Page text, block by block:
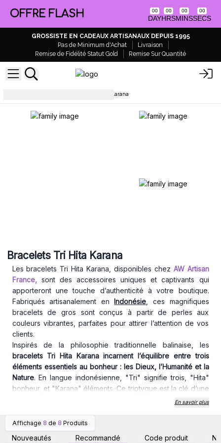
OFFRE FLASH 00
DAY
00
HRS
00
MINS
00
SECS
GROSSISTE EN CADEAUX ARTISANAUX DEPUIS 1995
Pas de Minimum d'Achat
Livraison
Remise de Fidélité Statut Gold
Remise Sur Quantité
Bracelets Tri Hita Karana
Bracelets Tri Hita Karana
Les bracelets Tri Hita Karana, disponibles chez AW Artisan
France, sont des accessoires uniques et captivants qui
apporteront une touche d’authenticité à votre boutique.
Fabriqués artisanalement en
Indonésie, ces magnifiques
bracelets de gros sont conçus à partir de perles aux
couleurs vibrantes, parfaites pour attirer l’attention de vos
clients.
Inspirés de la philosophie traditionnelle balinaise, les
bracelets Tri Hita Karana incarnent l’équilibre entre trois
éléments essentiels au bonheur : les Dieux, l’Humanité et la
Nature. En langue indonésienne, "Tri" signifie trois, "Hita"
bonheur, et "Karana" éléments. Ce triptyque est la clé d’une
boîte, idéale pour une présentation élégante en magasin ou
En savoir plus
Affichage 8 de 8 Produits
Nouveautés Recommandé Code produit
Connectez-vous ou
inscrivez-vous pour
accéder aux prix de gros
inscrivez-vous pour
accéder aux prix de gros